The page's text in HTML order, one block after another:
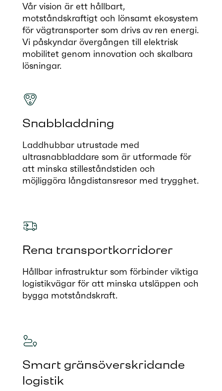
Vår vision är ett hållbart,
motståndskraftigt och lönsamt ekosystem
för vägtransporter som drivs av ren energi.
Vi påskyndar övergången till elektrisk
mobilitet genom innovation och skalbara
lösningar.
Snabbladdning
Laddhubbar utrustade med
ultrasnabbladdare som är utformade för
att minska stilleståndstiden och
möjliggöra långdistansresor med trygghet.
Rena transportkorridorer
Hållbar infrastruktur som förbinder viktiga
logistikvägar för att minska utsläppen och
bygga motståndskraft.
Smart gränsöverskridande
logistik